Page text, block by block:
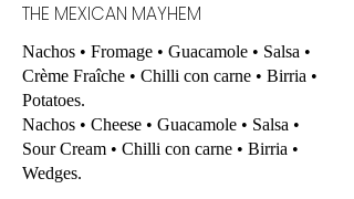
THE MEXICAN MAYHEM
Nachos • Fromage • Guacamole • Salsa •
Crème Fraîche • Chilli con carne • Birria •
Potatoes.
Nachos • Cheese • Guacamole • Salsa •
Sour Cream • Chilli con carne • Birria •
Wedges.